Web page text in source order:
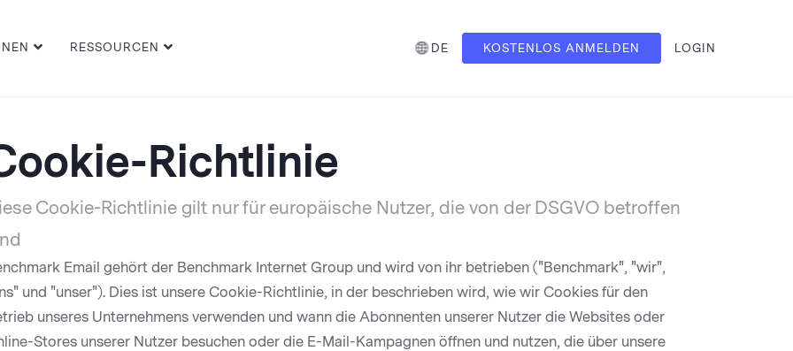
RESSOURCEN DE KOSTENLOS ANMELDEN LOGIN
Richtlinie
Cookie-Richtlinie gilt nur für europäische Nutzer, die von der DSGVO betroffen
Email gehört der Benchmark Internet Group und wird von ihr betrieben ("Benchmark", "wir",
und "unser"). Dies ist unsere Cookie-Richtlinie, in der beschrieben wird, wie wir Cookies für den
unseres Unternehmens verwenden und wann die Abonnenten unserer Nutzer die Websites oder
Stores unserer Nutzer besuchen oder die E-Mail-Kampagnen öffnen und nutzen, die über unsere